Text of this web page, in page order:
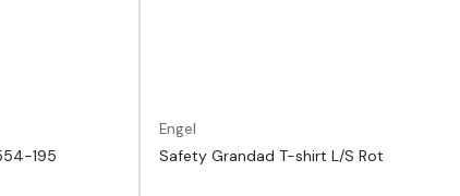
195
Engel
Safety Grandad T-shirt L/S Rot